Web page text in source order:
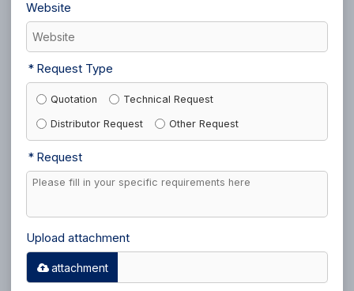
Website
Request Type
Quotation Technical Request
Distributor Request Other Request
Request
Upload attachment
attachment